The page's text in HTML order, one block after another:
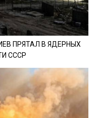
ПРЯТАЛ В ЯДЕРНЫХ
СССР